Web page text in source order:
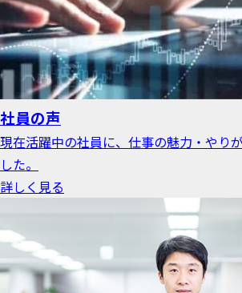
社員の声
現在活躍中の社員に、仕事の魅力・やり
した。
詳しく見る